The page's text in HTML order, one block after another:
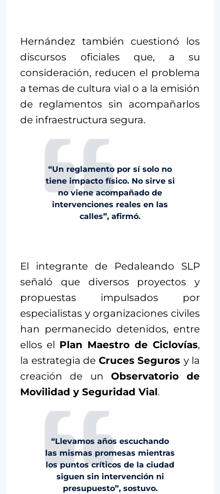
Hernández también cuestionó los
discursos oficiales que, a su
consideración, reducen el problema
a temas de cultura vial o a la emisión
de reglamentos sin acompañarlos
de infraestructura segura.
“Un reglamento por sí solo no
tiene impacto físico. No sirve si
no viene acompañado de
intervenciones reales en las
calles”, afirmó.
El integrante de Pedaleando SLP
señaló que diversos proyectos y
propuestas impulsados por
especialistas y organizaciones civiles
han permanecido detenidos, entre
ellos el Plan Maestro de Ciclovías,
la estrategia de Cruces Seguros y la
creación de un Observatorio de
Movilidad y Seguridad Vial.
“Llevamos años escuchando
las mismas promesas mientras
los puntos críticos de la ciudad
siguen sin intervención ni
presupuesto”, sostuvo.